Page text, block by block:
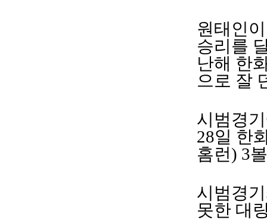
원태인
승리를
난해 한
으로 잘
시범경
28일 한
홈런) 3
시범경
못한 대